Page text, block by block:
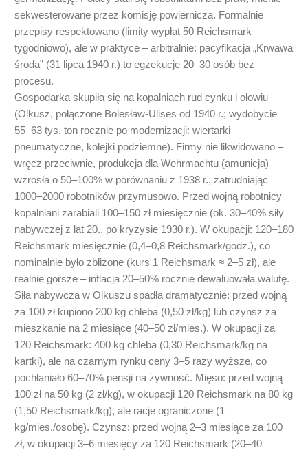
sekwesterowane przez komisję powierniczą. Formalnie
przepisy respektowano (limity wypłat 50 Reichsmark
tygodniowo), ale w praktyce – arbitralnie: pacyfikacja „Krwawa
środa” (31 lipca 1940 r.) to egzekucje 20–30 osób bez
procesu.
Gospodarka skupiła się na kopalniach rud cynku i ołowiu
(Olkusz, połączone Bolesław-Ulises od 1940 r.; wydobycie
55–63 tys. ton rocznie po modernizacji: wiertarki
pneumatyczne, kolejki podziemne). Firmy nie likwidowano –
wręcz przeciwnie, produkcja dla Wehrmachtu (amunicja)
wzrosła o 50–100% w porównaniu z 1938 r., zatrudniając
1000–2000 robotników przymusowo. Przed wojną robotnicy
kopalniani zarabiali 100–150 zł miesięcznie (ok. 30–40% siły
nabywczej z lat 20., po kryzysie 1930 r.). W okupacji: 120–180
Reichsmark miesięcznie (0,4–0,8 Reichsmark/godz.), co
nominalnie było zbliżone (kurs 1 Reichsmark ≈ 2–5 zł), ale
realnie gorsze – inflacja 20–50% rocznie dewaluowała walutę.
Siła nabywcza w Olkuszu spadła dramatycznie: przed wojną
za 100 zł kupiono 200 kg chleba (0,50 zł/kg) lub czynsz za
mieszkanie na 2 miesiące (40–50 zł/mies.). W okupacji za
120 Reichsmark: 400 kg chleba (0,30 Reichsmark/kg na
kartki), ale na czarnym rynku ceny 3–5 razy wyższe, co
pochłaniało 60–70% pensji na żywność. Mięso: przed wojną
100 zł na 50 kg (2 zł/kg), w okupacji 120 Reichsmark na 80 kg
(1,50 Reichsmark/kg), ale racje ograniczone (1
kg/mies./osobę). Czynsz: przed wojną 2–3 miesiące za 100
zł, w okupacji 3–6 miesięcy za 120 Reichsmark (20–40